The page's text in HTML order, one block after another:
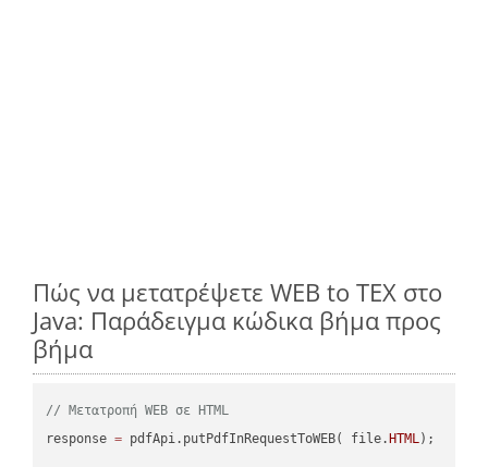
Πώς να μετατρέψετε WEB to TEX στο
Java: Παράδειγμα κώδικα βήμα προς
βήμα
// Μετατροπή WEB σε HTML
response = pdfApi.putPdfInRequestToWEB( file. HTML);